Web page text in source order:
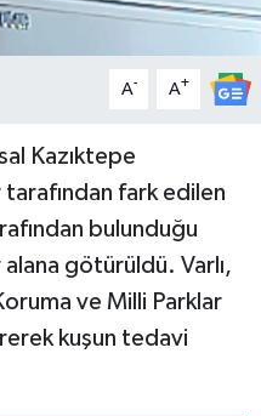
A- A+
Kazıktepe
fark edilen
bulunduğu
götürüldü. Varlı,
ve Milli Parklar
kuşun tedavi